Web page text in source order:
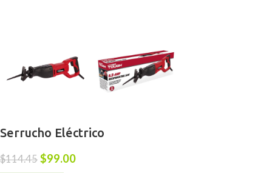
Serrucho Eléctrico
$114.45 $99.00